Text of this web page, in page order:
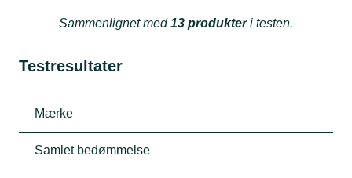
Sammenlignet med13 produkteri testen.
Testresultater
Mærke
Samlet bedømmelse